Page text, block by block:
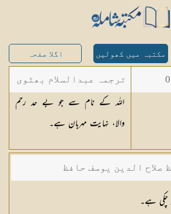
مکتبہ میں کھولیں اگلا صفحہ
ترجمہ عبدالسلام بھٹوی
- عبدالسلام بن محمد
اللہ کے نام سے جو بے حد رحم
والا، نہایت مہربان ہے۔
صلاح الدین یوسف حافظ
چکی ہے۔